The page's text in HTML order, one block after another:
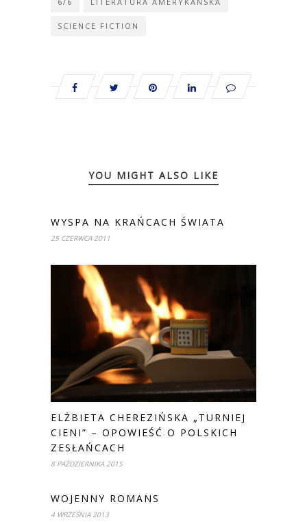
SCIENCE FICTION
YOU MIGHT ALSO LIKE
WYSPA NA KRAŃCACH ŚWIATA
25 CZERWCA 2011
ELŻBIETA CHEREZIŃSKA „TURNIEJ
CIENI” – OPOWIEŚĆ O POLSKICH
ZESŁAŃCACH
8 PAŹDZIERNIKA 2015
WOJENNY ROMANS
4 WRZEŚNIA 2013